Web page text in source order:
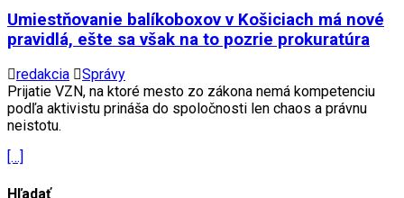
Umiestňovanie balíkoboxov v Košiciach má nové
pravidlá, ešte sa však na to pozrie prokuratúra
redakcia
Správy
Prijatie VZN, na ktoré mesto zo zákona nemá kompetenciu
podľa aktivistu prináša do spoločnosti len chaos a právnu
neistotu.
[…]
Hľadať